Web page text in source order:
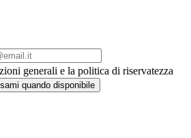
generali e la politica di riservatezza
quando disponibile